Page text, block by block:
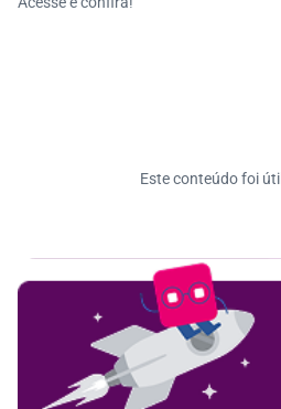
Este conteúdo foi útil